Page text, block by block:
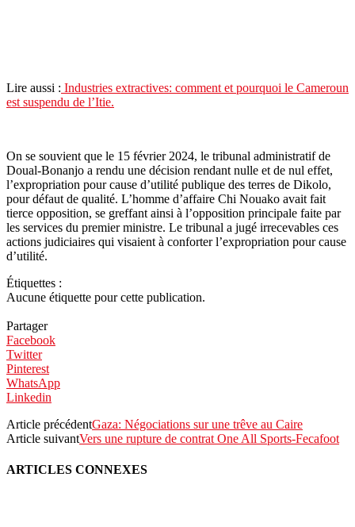
Lire aussi : Industries extractives: comment et pourquoi le Cameroun
est suspendu de l’Itie.
On se souvient que le 15 février 2024, le tribunal administratif de
Doual-Bonanjo a rendu une décision rendant nulle et de nul effet,
l’expropriation pour cause d’utilité publique des terres de Dikolo,
pour défaut de qualité. L’homme d’affaire Chi Nouako avait fait
tierce opposition, se greffant ainsi à l’opposition principale faite par
les services du premier ministre. Le tribunal a jugé irrecevables ces
actions judiciaires qui visaient à conforter l’expropriation pour cause
d’utilité.
Étiquettes :
Aucune étiquette pour cette publication.
Partager
Facebook
Twitter
Pinterest
WhatsApp
Linkedin
Article précédentGaza: Négociations sur une trêve au Caire
Article suivantVers une rupture de contrat One All Sports-Fecafoot
ARTICLES CONNEXES